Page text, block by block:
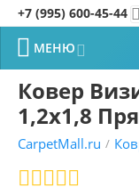
+7 (995) 600-45-44 
 МЕНЮ
Ковер
1,2х1,8
CarpetMall.ru /